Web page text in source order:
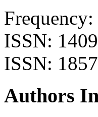
ISSN:
ISSN:
Authors